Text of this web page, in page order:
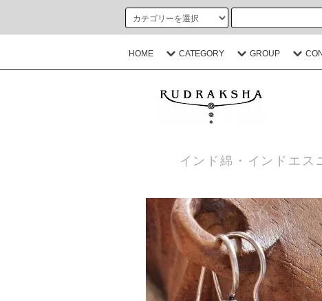
HOME CATEGORY GROUP
インド綿・インドエス